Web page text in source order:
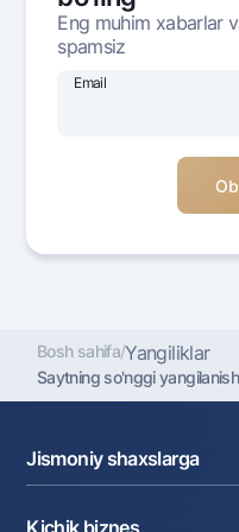
Ofis va bankomatlar
Shaxsiy ma'lumotlarni
1344
Eng muhim xabarlar
spamsiz
Email
Bosh sahifa/Yangiliklar
Saytning so'nggi
Jismoniy shaxslarga
Kichik biznes